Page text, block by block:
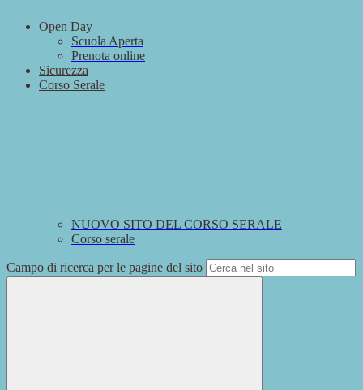
Open Day
Scuola Aperta
Prenota online
Sicurezza
Corso Serale
NUOVO SITO DEL CORSO SERALE
Corso serale
Campo di ricerca per le pagine del sito